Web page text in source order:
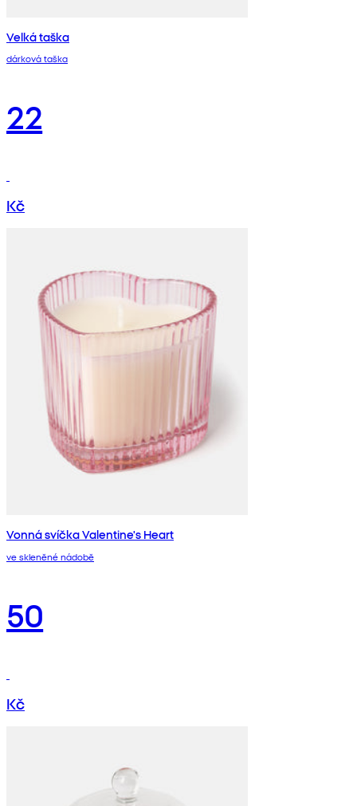
Velká taška
dárková taška
22
Kč
Vonná svíčka Valentine's Heart
ve skleněné nádobě
50
Kč